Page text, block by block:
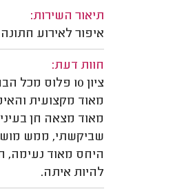
תיאור השירות:
איפור לאירוע
חוות דעת:
ציון 10 פלוס
מאוד מקצועית
מאוד מצאה חן
שביקשתי, ממש
היחס מאוד נעימה,
להיות איתה.